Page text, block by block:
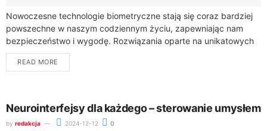
Nowoczesne technologie biometryczne stają się coraz bardziej
powszechne w naszym codziennym życiu, zapewniając nam
bezpieczeństwo i wygodę. Rozwiązania oparte na unikatowych
cechach fizycznych, takich jak odciski palców, skanowanie
tęczówki oka...
READ MORE
Neurointerfejsy dla każdego – sterowanie umysłem
by redakcja 2024-12-12 0